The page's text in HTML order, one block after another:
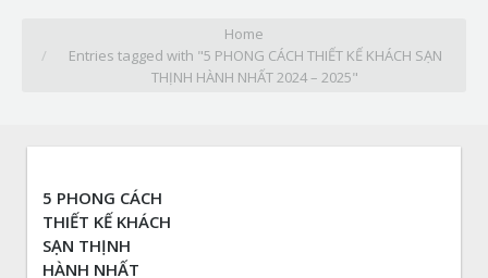
Home
Entries tagged with "5 PHONG CÁCH THIẾT KẾ KHÁCH SẠN
THỊNH HÀNH NHẤT 2024 – 2025"
5 PHONG CÁCH
THIẾT KẾ KHÁCH
SẠN THỊNH
HÀNH NHẤT